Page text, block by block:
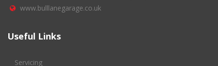
www.bulllanegarage.co.uk
Useful Links
Servicing